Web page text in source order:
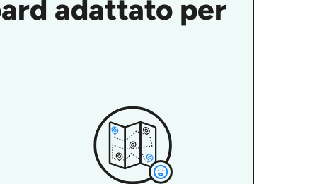
adattato per